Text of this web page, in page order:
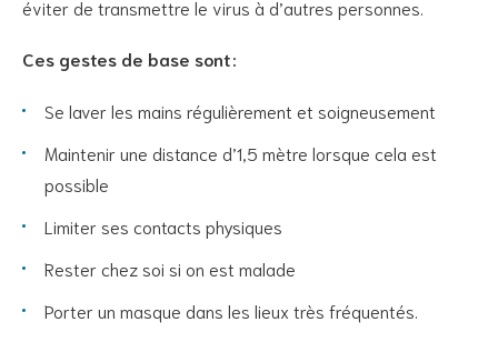
éviter de transmettre le virus à d’autres personnes.
Ces gestes de base sont :
Se laver les mains régulièrement et soigneusement
Maintenir une distance d’1,5 mètre lorsque cela est
possible
Limiter ses contacts physiques
Rester chez soi si on est malade
Porter un masque dans les lieux très fréquentés.